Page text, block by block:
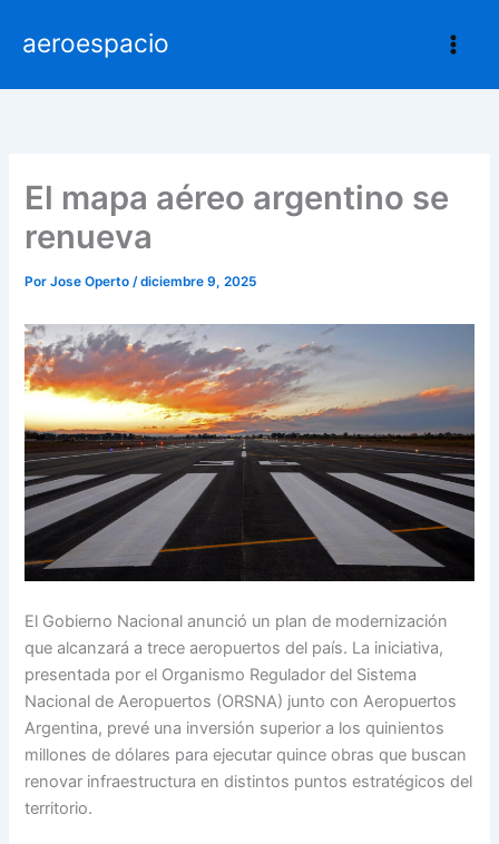
aeroespacio
El mapa aéreo argentino se
renueva
PorJose Operto/diciembre 9, 2025
El Gobierno Nacional anunció un plan de modernización
que alcanzará a trece aeropuertos del país. La iniciativa,
presentada por el Organismo Regulador del Sistema
Nacional de Aeropuertos (ORSNA) junto con Aeropuertos
Argentina, prevé una inversión superior a los quinientos
millones de dólares para ejecutar quince obras que buscan
renovar infraestructura en distintos puntos estratégicos del
territorio.